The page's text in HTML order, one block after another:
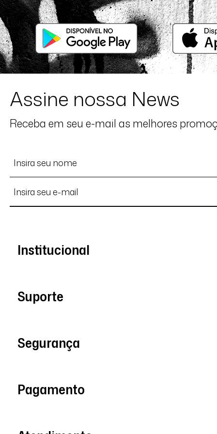
São José do Rio Preto / SP
Simplesmente perfeito!
Assine nossa News
Receba em seu e-mail as melhores
Institucional
Suporte
Segurança
Pagamento